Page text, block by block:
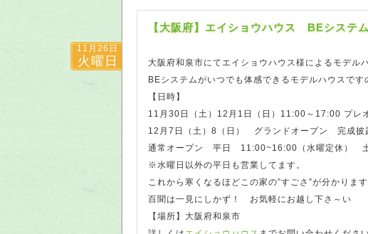
【大阪府】エイショウハウス BEシス
11月26日
火曜日
大阪府和泉市にてエイショウハウス様によるモデル
BEシステムがいつでも体感できるモデルハウスです
【日時】
11月30日（土）12月1日（日）11:00～17:00 プレ
12月7日（土）8（日） グランドオープン 完成披
通常オープン 平日 11:00~16:00（水曜定休）
※水曜日以外の平日も営業してます。
これから寒くなるほどこの家の”すごさ”が分かります
百聞は一見にしかず！ お気軽にお越し下さ～い
【場所】大阪府和泉市